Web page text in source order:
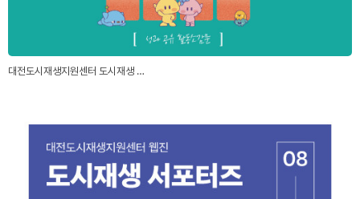
대전도시재생지원센터 도시재생 …